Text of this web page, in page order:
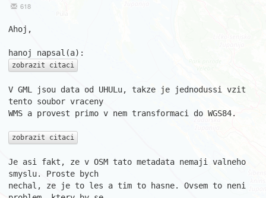
618
Ahoj,
zobrazit citaci
V GML jsou data od UHULu, takze je jednodussi vzit
tento soubor vraceny
WMS a provest primo v nem transformaci do WGS84.
zobrazit citaci
Je asi fakt, ze v OSM tato metadata nemaji valneho
smyslu. Proste bych
nechal, ze je to les a tim to hasne. Ovsem to neni